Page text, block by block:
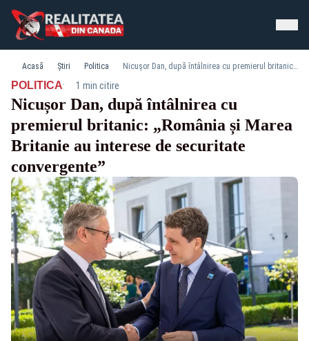
Acasă Știri Politica Nicușor Dan, după întâlnirea cu premierul britanic: „România și Marea Britanie au interese de securitate convergente”
POLITICA· 1 min citire
Nicușor Dan, după întâlnirea cu
premierul britanic: „România și Marea
Britanie au interese de securitate
convergente”